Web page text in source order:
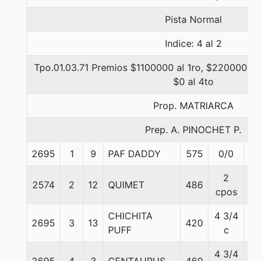
Pista Normal
Indice: 4 al 2
Tpo.01.03.71 Premios $1100000 al 1ro, $220000
$0 al 4to
Prop. MATRIARCA
Prep. A. PINOCHET P.
2695 1 9 PAF DADDY 575 0/0
2574 2 12 QUIMET 486
2
cpos
2695 3 13
CHICHITA
PUFF
420
4 3/4
c
4 3/4